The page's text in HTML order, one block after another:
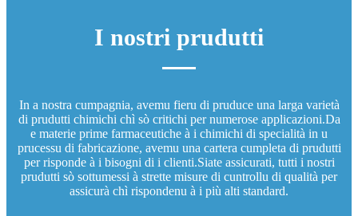
I nostri prudutti
In a nostra cumpagnia, avemu fieru di pruduce una larga varietà
di prudutti chimichi chì sò critichi per numerose applicazioni.Da
e materie prime farmaceutiche à i chimichi di specialità in u
prucessu di fabricazione, avemu una cartera cumpleta di prudutti
per risponde à i bisogni di i clienti.Siate assicurati, tutti i nostri
prudutti sò sottumessi à strette misure di cuntrollu di qualità per
assicurà chì rispondenu à i più alti standard.